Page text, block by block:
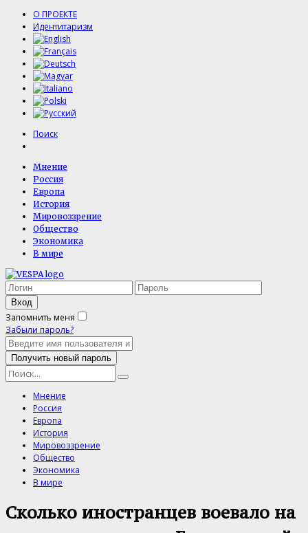
О ПРОЕКТЕ
Идентитаризм
Поиск
Мнение
Россия
Европа
История
Мировоззрение
Общество
Экономика
В мире
Запомнить меня
Забыли пароль?
Мнение
Россия
Европа
История
Мировоззрение
Общество
Экономика
В мире
Сколько иностранцев воевало на